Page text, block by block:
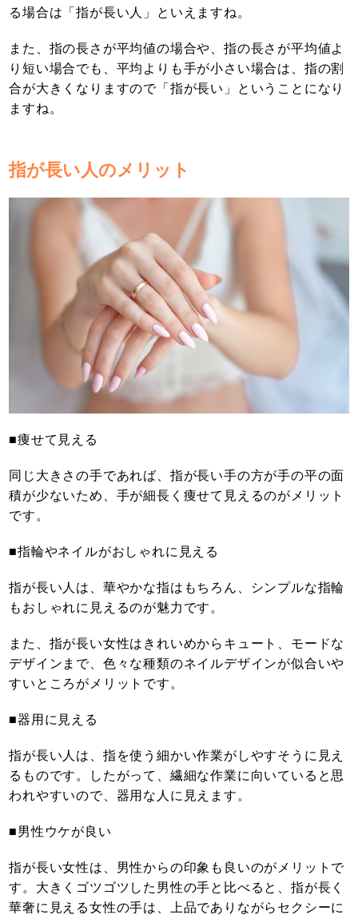
る場合は「指が長い人」といえますね。
また、指の長さが平均値の場合や、指の長さが平均値よ
り短い場合でも、平均よりも手が小さい場合は、指の割
合が大きくなりますので「指が長い」ということになり
ますね。
指が長い人のメリット
■痩せて見える
同じ大きさの手であれば、指が長い手の方が手の平の面
積が少ないため、手が細長く痩せて見えるのがメリット
です。
■指輪やネイルがおしゃれに見える
指が長い人は、華やかな指はもちろん、シンプルな指輪
もおしゃれに見えるのが魅力です。
また、指が長い女性はきれいめからキュート、モードな
デザインまで、色々な種類のネイルデザインが似合いや
すいところがメリットです。
■器用に見える
指が長い人は、指を使う細かい作業がしやすそうに見え
るものです。したがって、繊細な作業に向いていると思
われやすいので、器用な人に見えます。
■男性ウケが良い
指が長い女性は、男性からの印象も良いのがメリットで
す。大きくゴツゴツした男性の手と比べると、指が長く
華奢に見える女性の手は、上品でありながらセクシーに